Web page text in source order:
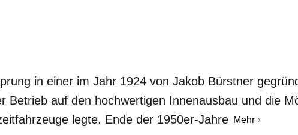
in einer im Jahr 1924 von Jakob Bürstner
auf den hochwertigen Innenausbau und die
legte. Ende der 1950er-Jahre Mehr